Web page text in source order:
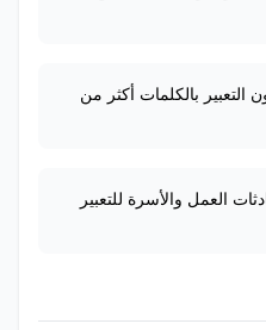
التعبير بالكلمات أكثر من
العمل والأسرة للتعبير